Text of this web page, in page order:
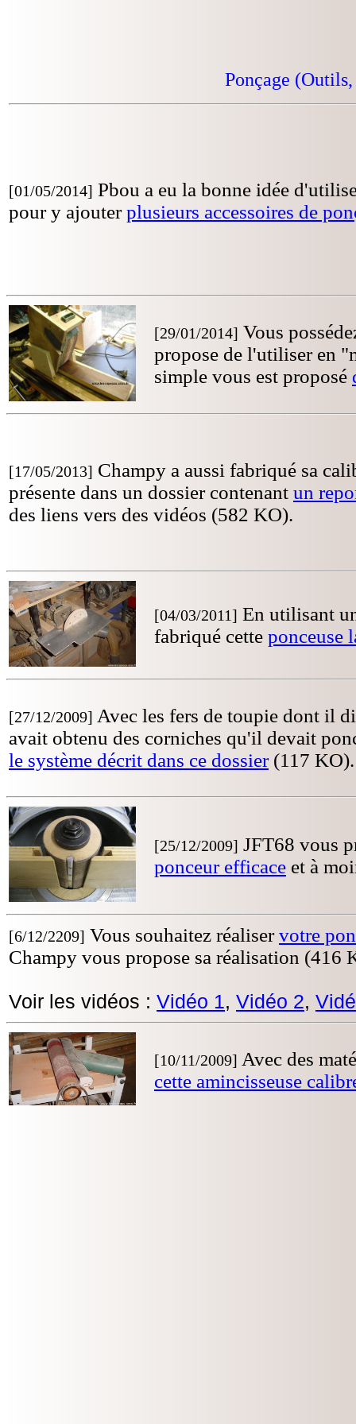
Ponçage
[01/05/2014] Pbou a eu la bonne idée
pour y ajouterplusieurs accessoires de
[29/01/2014] Vous
propose de l'utiliser en
simple vous est proposé
[17/05/2013] Champy a aussi fabriqué sa
présente dans un dossier contenant un
des liens vers des vidéos (582 KO).
[04/03/2011] En utilisant
fabriqué cette ponceuse
[27/12/2009] Avec les fers de toupie dont il
avait obtenu des corniches qu'il devait
le système décrit dans ce dossier(117 KO).
[25/12/2009] JFT68 vous
ponceur efficace et à
[6/12/2209] Vous souhaitez réaliservotre
Champy vous propose sa réalisation (416
Voir les vidéos : Vidéo 1, Vidéo 2,
[10/11/2009] Avec des
cette amincisseuse